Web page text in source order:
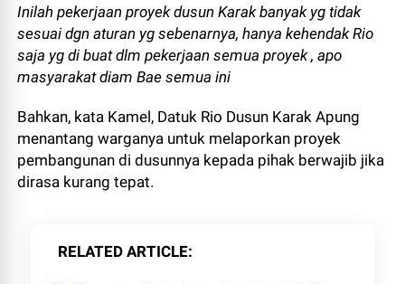
Inilah pekerjaan proyek dusun Karak banyak yg tidak
sesuai dgn aturan yg sebenarnya, hanya kehendak Rio
saja yg di buat dlm pekerjaan semua proyek , apo
masyarakat diam Bae semua ini
Bahkan, kata Kamel, Datuk Rio Dusun Karak Apung
menantang warganya untuk melaporkan proyek
pembangunan di dusunnya kepada pihak berwajib jika
dirasa kurang tepat.
RELATED ARTICLE